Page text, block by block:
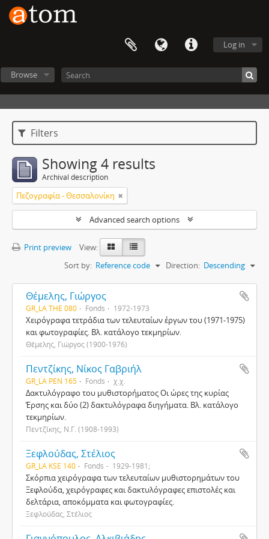
Log in
Browse
Filters
Showing 4 results
Archival description
Πεζογραφία - Θεσσαλονίκη
Advanced search options
Print preview
View:
Sort by: Reference code Direction: Descending
Θέμελης, Γιώργος
GR_LA THE 080 Fonds 1972-1973
Χειρόγραφα τετράδια των τελευταίων έργων του (1971-1975)
και φωτογραφίες. Βλ. κατάλογο τεκμηρίων.
Θέμελης, Γιώργος (1900-1976)
Πεντζίκης, Νίκος Γαβριήλ
GR_LA PEN 165 Fonds χ.χ.
Δακτυλόγραφο του μυθιστορήματος Οι ώρες της κυρίας
Έρσης και δύο (2) δακτυλόγραφα διηγήματα. Βλ. κατάλογο
τεκμηρίων.
Πεντζίκης, Ν.Γ. (1908-1993)
Ξεφλούδας, Στέλιος
GR_LA KSE 140 Fonds 1929-1981;
Σκόρπια χειρόγραφα των τελευταίων μυθιστορημάτων του
Ξεφλούδα, χειρόγραφες και δακτυλόγραφες επιστολές και
δελτάρια, αποκόμματα και φωτογραφίες.
Ξεφλούδας, Στέλιος